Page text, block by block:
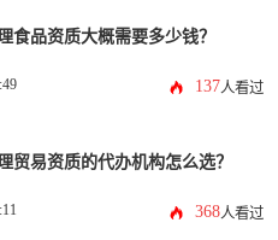
食品资质大概需要多少钱？
137人看过
贸易资质的代办机构怎么选？
368人看过